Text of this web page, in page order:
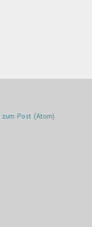
zum Post (Atom)